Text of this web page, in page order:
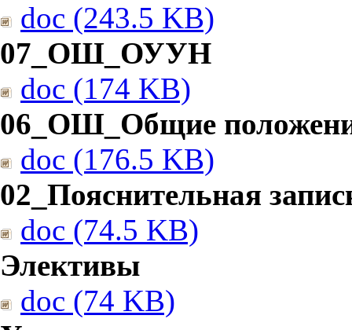
doc (243.5 KB)
07_ОШ_ОУУН
doc (174 KB)
06_ОШ_Общие
doc (176.5 KB)
02_Пояснительная
doc (74.5 KB)
Элективы
doc (74 KB)